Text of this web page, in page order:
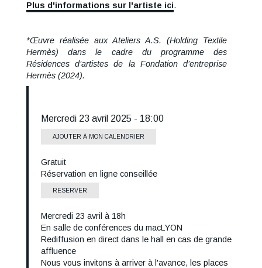
Plus d'informations sur l'artiste ici.
*Œuvre réalisée aux Ateliers A.S. (Holding Textile
Hermès) dans le cadre du programme des
Résidences d’artistes de la Fondation d’entreprise
Hermès (2024).
Mercredi 23 avril 2025 - 18:00
AJOUTER À MON CALENDRIER
Tarif
Gratuit
Réservation en ligne conseillée
RESERVER
Informations
horaires
Mercredi 23 avril à 18h
Lieu
En salle de conférences du macLYON
Rediffusion en direct dans le hall en cas de grande
affluence
Nous vous invitons à arriver à l'avance, les places